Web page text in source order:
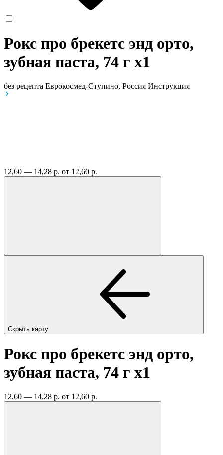
Рокс про брекетс энд орто,
зубная паста, 74 г x1
без рецепта Еврокосмед-Ступино, Россия Инструкция
12,60 — 14,28 р. от 12,60 р.
Скрыть карту
Рокс про брекетс энд орто,
зубная паста, 74 г x1
12,60 — 14,28 р. от 12,60 р.